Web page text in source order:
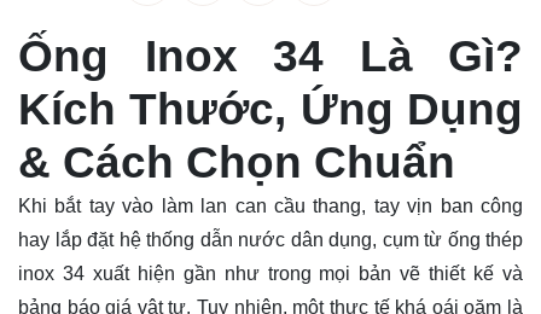
Ống Inox 34 Là Gì?
Kích Thước, Ứng Dụng
& Cách Chọn Chuẩn
Khi bắt tay vào làm lan can cầu thang, tay vịn ban công
hay lắp đặt hệ thống dẫn nước dân dụng, cụm từ ống thép
inox 34 xuất hiện gần như trong mọi bản vẽ thiết kế và
bảng báo giá vật tư. Tuy nhiên, một thực tế khá oái oăm là